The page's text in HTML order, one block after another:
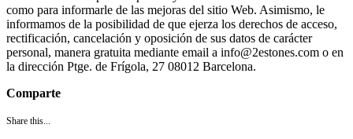
como para informarle de las mejoras del sitio Web. Asimismo, le
informamos de la posibilidad de que ejerza los derechos de acceso,
rectificación, cancelación y oposición de sus datos de carácter
personal, manera gratuita mediante email a info@2estones.com o en
la dirección Ptge. de Frígola, 27 08012 Barcelona.
Comparte
Share this...